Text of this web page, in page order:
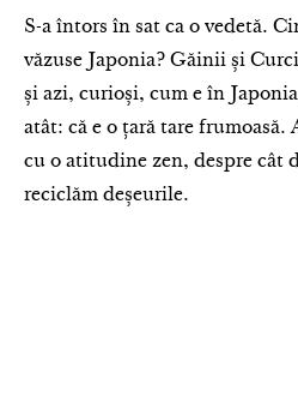
S-a întors în sat ca o vedetă.
văzuse Japonia? Găinii și
și azi, curioși, cum e în
atât: că e o țară tare
cu o atitudine zen, despre cât
reciclăm deșeurile.